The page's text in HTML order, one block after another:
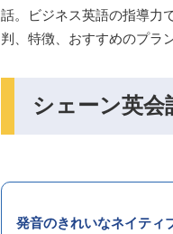
話。ビジネス英語の指導力
判、特徴、おすすめのプラ
シェーン英会
発音のきれいなネイティ